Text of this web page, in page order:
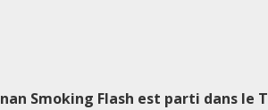
Smoking Flash est parti dans le